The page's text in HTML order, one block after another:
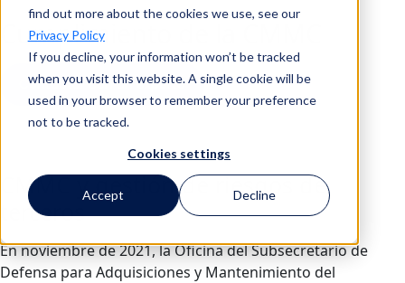
find out more about the cookies we use, see our
Privacy Policy
If you decline, your information won’t be tracked
when you visit this website. A single cookie will be
used in your browser to remember your preference
not to be tracked.
Cookies settings
Accept Decline
Cumplimiento de la CMMC
Contactar con un experto
CMMC y gestión de riesgos de
terceros
En noviembre de 2021, la Oficina del Subsecretario de
Defensa para Adquisiciones y Mantenimiento del